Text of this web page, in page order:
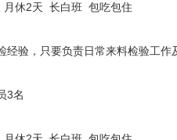
月休2天 长白班 包吃包住
经验，只要负责日常来料检验工
3名